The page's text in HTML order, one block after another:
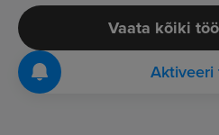
Vaata kõiki
Aktiveeri